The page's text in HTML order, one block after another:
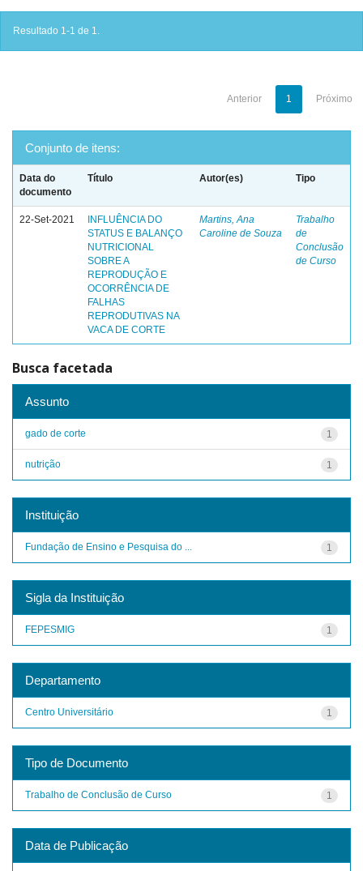
Resultado 1-1 de 1.
Anterior 1 Próximo
Conjunto de itens:
Data do
documento
Título Autor(es) Tipo
22-Set-2021
INFLUÊNCIA DO
STATUS E BALANÇO
NUTRICIONAL
SOBRE A
REPRODUÇÃO E
OCORRÊNCIA DE
FALHAS
REPRODUTIVAS NA
VACA DE CORTE
Martins, Ana
Caroline de Souza
Trabalho
de
Conclusão
de Curso
Busca facetada
Assunto
1
gado de corte
1
nutrição
Instituição
1
Fundação de Ensino e Pesquisa do ...
Sigla da Instituição
1
FEPESMIG
Departamento
1
Centro Universitário
Tipo de Documento
1
Trabalho de Conclusão de Curso
Data de Publicação